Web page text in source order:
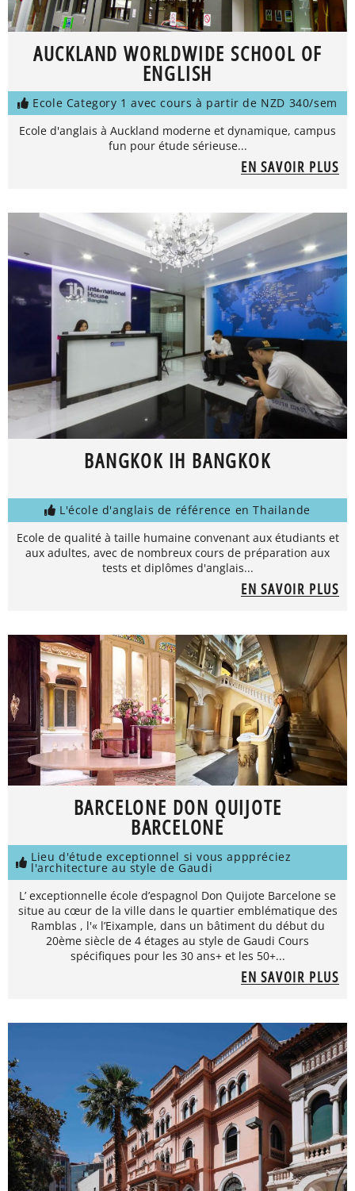
AUCKLAND WORLDWIDE SCHOOL OF
ENGLISH
Ecole Category 1 avec cours à partir de NZD 340/sem
Ecole d'anglais à Auckland moderne et dynamique, campus
fun pour étude sérieuse...
EN SAVOIR PLUS
BANGKOK IH BANGKOK
L'école d'anglais de référence en Thailande
Ecole de qualité à taille humaine convenant aux étudiants et
aux adultes, avec de nombreux cours de préparation aux
tests et diplômes d'anglais...
EN SAVOIR PLUS
BARCELONE DON QUIJOTE
BARCELONE
Lieu d'étude exceptionnel si vous apppréciez
l'architecture au style de Gaudi
L’ exceptionnelle école d’espagnol Don Quijote Barcelone se
situe au cœur de la ville dans le quartier emblématique des
Ramblas , l'« l’Eixample, dans un bâtiment du début du
20ème siècle de 4 étages au style de Gaudi Cours
spécifiques pour les 30 ans+ et les 50+...
EN SAVOIR PLUS